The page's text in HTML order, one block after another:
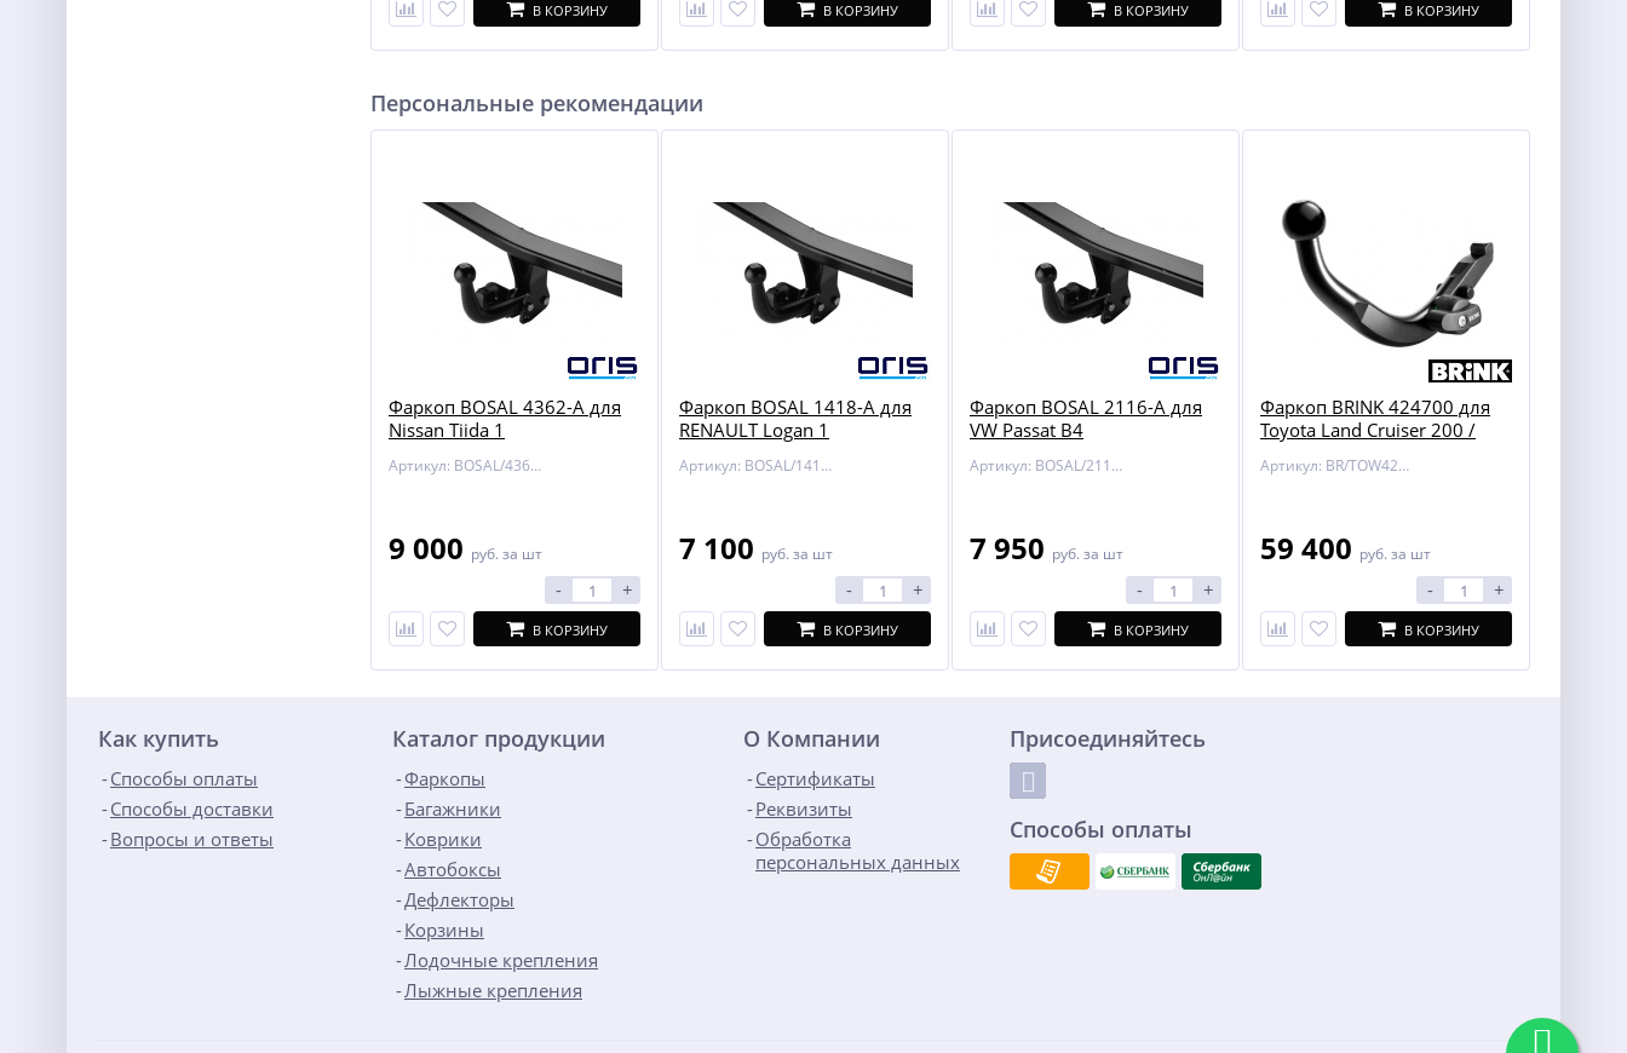
В КОРЗИНУ В КОРЗИНУ В КОРЗИНУ В КОРЗИНУ
Персональные рекомендации
Фаркоп BOSAL 4362-A для
Nissan Tiida 1
Артикул: BOSAL/4362-A
9 000 руб. за шт
- +
В КОРЗИНУ
Фаркоп BOSAL 1418-A для
RENAULT Logan 1
Артикул: BOSAL/1418-A
7 100 руб. за шт
- +
В КОРЗИНУ
Фаркоп BOSAL 2116-A для
VW Passat B4
Артикул: BOSAL/2116-A
7 950 руб. за шт
- +
В КОРЗИНУ
Фаркоп BRINK 424700 для
Toyota Land Cruiser 200 /
Артикул: BR/TOW424700
59 400 руб. за шт
- +
В КОРЗИНУ
Как купить
Способы оплаты
Способы доставки
Вопросы и ответы
Каталог продукции
Фаркопы
Багажники
Коврики
Автобоксы
Дефлекторы
Корзины
Лодочные крепления
Лыжные крепления
О Компании
Сертификаты
Реквизиты
Обработка
персональных данных
Присоединяйтесь
Способы оплаты